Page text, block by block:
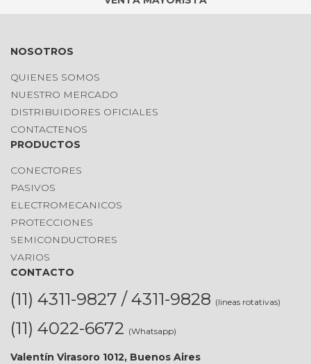
NOSOTROS
QUIENES SOMOS
NUESTRO MERCADO
DISTRIBUIDORES OFICIALES
CONTACTENOS
PRODUCTOS
CONECTORES
PASIVOS
ELECTROMECANICOS
PROTECCIONES
SEMICONDUCTORES
VARIOS
CONTACTO
(11) 4311-9827 / 4311-9828 (lineas rotativas)
(11) 4022-6672 (Whatsapp)
Valentín Virasoro 1012, Buenos Aires